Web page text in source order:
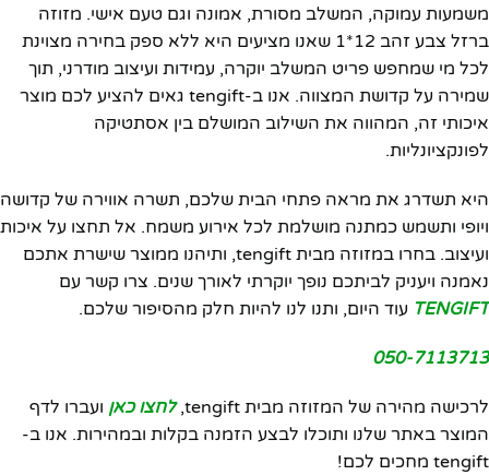
משמעות עמוקה, המשלב מסורת, אמונה וגם טעם אישי. מזוזה
ברזל צבע זהב 12*1 שאנו מציעים היא ללא ספק בחירה מצוינת
לכל מי שמחפש פריט המשלב יוקרה, עמידות ועיצוב מודרני, תוך
שמירה על קדושת המצווה. אנו ב-tengift גאים להציע לכם מוצר
איכותי זה, המהווה את השילוב המושלם בין אסתטיקה
לפונקציונליות.
היא תשדרג את מראה פתחי הבית שלכם, תשרה אווירה של קדושה
ויופי ותשמש כמתנה מושלמת לכל אירוע משמח. אל תחצו על איכות
ועיצוב. בחרו במזוזה מבית tengift, ותיהנו ממוצר שישרת אתכם
נאמנה ויעניק לביתכם נופך יוקרתי לאורך שנים. צרו קשר עם
TENGIFT עוד היום, ותנו לנו להיות חלק מהסיפור שלכם.
050-7113713
לרכישה מהירה של המזוזה מבית tengift, לחצו כאן ועברו לדף
המוצר באתר שלנו ותוכלו לבצע הזמנה בקלות ובמהירות. אנו ב-
tengift מחכים לכם!